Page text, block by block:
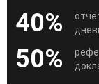
40%
50%